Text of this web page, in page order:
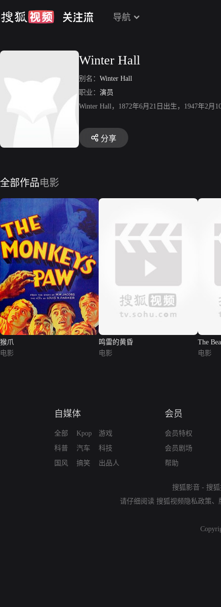
导航
Winter Hall
别名： Winter Hall
职业： 演员
Winter Hall，1872年6月21日出生，1947年2
分享
全部作品电影
猴爪
电影
鸣雷的黄昏
电影
The
电影
自媒体
全部
科普
国风
Kpop
汽车
搞笑
游戏
科技
出品人
会员
会员特权
会员剧场
帮助
搜狐影音 - 搜
请仔细阅读 搜狐视频隐私政策、